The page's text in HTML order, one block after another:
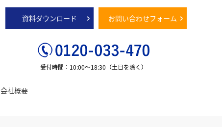
資料ダウンロード お問い合わせフォーム
受付時間：10:00～18:30 （土日を除く）
会社概要